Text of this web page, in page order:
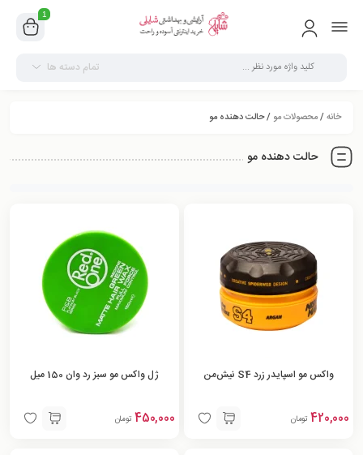
1
تمام دسته ها
خانه/محصولات مو/ حالت دهنده مو
حالت دهنده مو
واکس مو اسپایدر زرد S4 نیش‌من
420,000 تومان
ژل واکس مو سبز رد وان 150 میل
450,000 تومان